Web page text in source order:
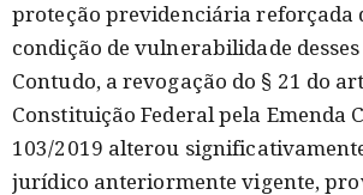
proteção previdenciária reforçada
condição de vulnerabilidade
Contudo, a revogação do § 21 do
Constituição Federal pela Emenda
103/2019 alterou
jurídico anteriormente vigente,